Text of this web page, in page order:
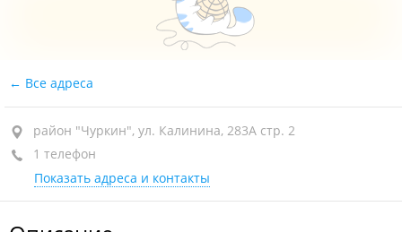
Все адреса
район "Чуркин", ул. Калинина, 283А стр. 2
1 телефон
Показать адреса и контакты